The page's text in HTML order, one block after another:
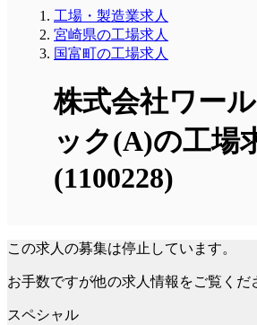
工場・製造業求人
宮崎県の工場求人
国富町の工場求人
株式会社ワー
ック(A)の工場
(1100228)
この求人の募集は停止しています。
お手数ですが他の求人情報をご覧くだ
スペシャル